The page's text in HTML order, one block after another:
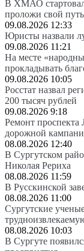
В ХМАО
проложи свой
09.08.2026 12:33
Юристы назвали
09.08.2026 11:21
На месте
прокладывать
09.08.2026 10:05
Росстат назвал
200 тысяч рублей
09.08.2026 9:18
Ремонт
дорожной
08.08.2026 12:40
В Сургутском
Николая Рериха
08.08.2026 11:59
В Русскинской
08.08.2026 11:00
Сургутские
08.08.2026 10:03
В Сургуте